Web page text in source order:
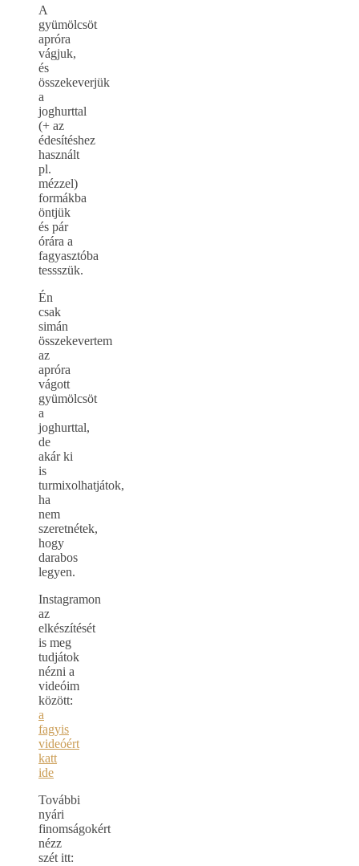
A
gyümölcsöt
apróra
vágjuk,
és
összekeverjük
a
joghurttal
(+ az
édesítéshez
használt
pl.
mézzel)
formákba
öntjük
és pár
órára a
fagyasztóba
tessszük.
Én
csak
simán
összekevertem
az
apróra
vágott
gyümölcsöt
a
joghurttal,
de
akár ki
is
turmixolhatjátok,
ha
nem
szeretnétek,
hogy
darabos
legyen.
Instagramon
az
elkészítését
is meg
tudjátok
nézni a
videóim
között:
a
fagyis
videóért
katt
ide
További
nyári
finomságokért
nézz
szét itt: